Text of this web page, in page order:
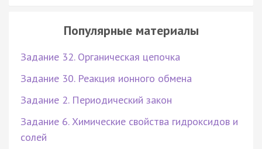
Популярные материалы
Задание 32. Органическая цепочка
Задание 30. Реакция ионного обмена
Задание 2. Периодический закон
Задание 6. Химические свойства гидроксидов и
солей